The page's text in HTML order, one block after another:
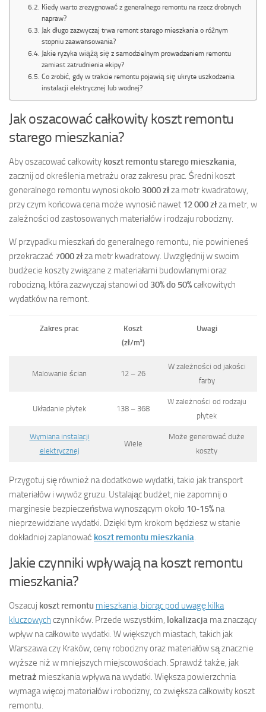
Kiedy warto zrezygnować z generalnego remontu na rzecz drobnych
napraw?
Jak długo zazwyczaj trwa remont starego mieszkania o różnym
stopniu zaawansowania?
Jakie ryzyka wiążą się z samodzielnym prowadzeniem remontu
zamiast zatrudnienia ekipy?
Co zrobić, gdy w trakcie remontu pojawią się ukryte uszkodzenia
instalacji elektrycznej lub wodnej?
Jak oszacować całkowity koszt remontu
starego mieszkania?
Aby oszacować całkowity koszt remontu starego mieszkania
zacznij od określenia metrażu oraz zakresu prac. Średni koszt
generalnego remontu wynosi około 3000 złza metr kwadratowy,
przy czym końcowa cena może wynosić nawet 12 000 złza metr, w
zależności od zastosowanych materiałów i rodzaju robocizny.
W przypadku mieszkań do generalnego remontu, nie powinieneś
przekraczać 7000 złza metr kwadratowy. Uwzględnij w swoim
budżecie koszty związane z materiałami budowlanymi oraz
robocizną, która zazwyczaj stanowi od 30% do 50%całkowitych
wydatków na remont.
Zakres prac
Koszt
(zł/m²)
Uwagi
Malowanie ścian 12 – 26
W zależności od jakości
farby
Układanie płytek 138 – 368
W zależności od rodzaju
płytek
Wymiana instalacji
elektrycznej
Wiele
Może generować duże
koszty
Przygotuj się również na dodatkowe wydatki, takie jak transport
materiałów i wywóz gruzu. Ustalając budżet, nie zapomnij o
marginesie bezpieczeństwa wynoszącym około 10-15% na
nieprzewidziane wydatki. Dzięki tym krokom będziesz w stanie
dokładniej zaplanować koszt remontu mieszkania.
Jakie czynniki wpływają na koszt remontu
mieszkania?
Oszacuj koszt remontu mieszkania, biorąc pod uwagę kilka
kluczowych czynników. Przede wszystkim, lokalizacja ma znaczący
wpływ na całkowite wydatki. W większych miastach, takich jak
Warszawa czy Kraków, ceny robocizny oraz materiałów są znacznie
wyższe niż w mniejszych miejscowościach. Sprawdź także, jak
metraż mieszkania wpływa na wydatki. Większa powierzchnia
wymaga więcej materiałów i robocizny, co zwiększa całkowity koszt
remontu.